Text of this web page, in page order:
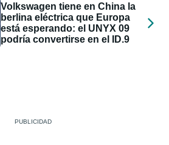
Volkswagen tiene en China la
berlina eléctrica que Europa
está esperando: el UNYX 09
podría convertirse en el ID.9